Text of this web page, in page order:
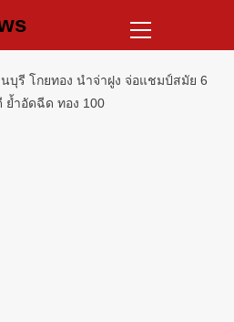
Menu
นบุรี โกยทอง นำจ่าฝูง จ่อแชมป์สมัย 6
ย้ำอัดฉีด ทอง 100